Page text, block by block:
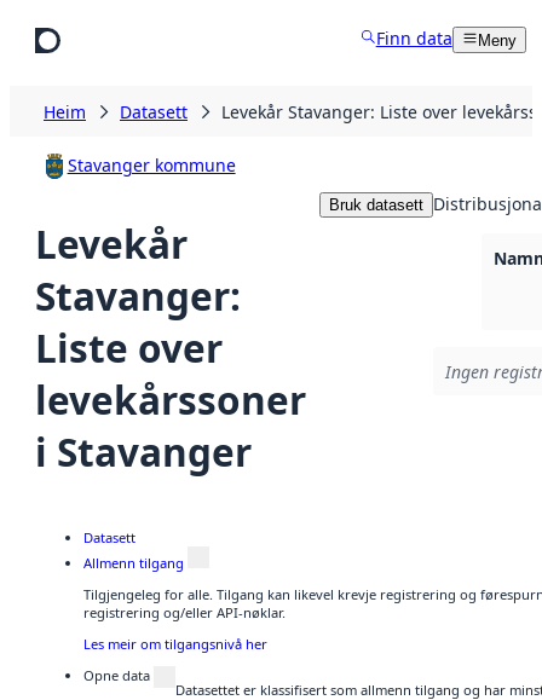
Finn data Meny
Heim Datasett Levekår Stavanger: Liste over
Stavanger kommune
Levekår
Stavanger:
Liste over
levekårssoner
i Stavanger
Bruk datasett
Ingen
Datasett
Allmenn tilgang
Tilgjengeleg for alle. Tilgang kan likevel krevje registrering og
registrering og/eller API-nøklar.
Les meir om tilgangsnivå her
Opne data
Datasettet er klassifisert som allmenn tilgang og har